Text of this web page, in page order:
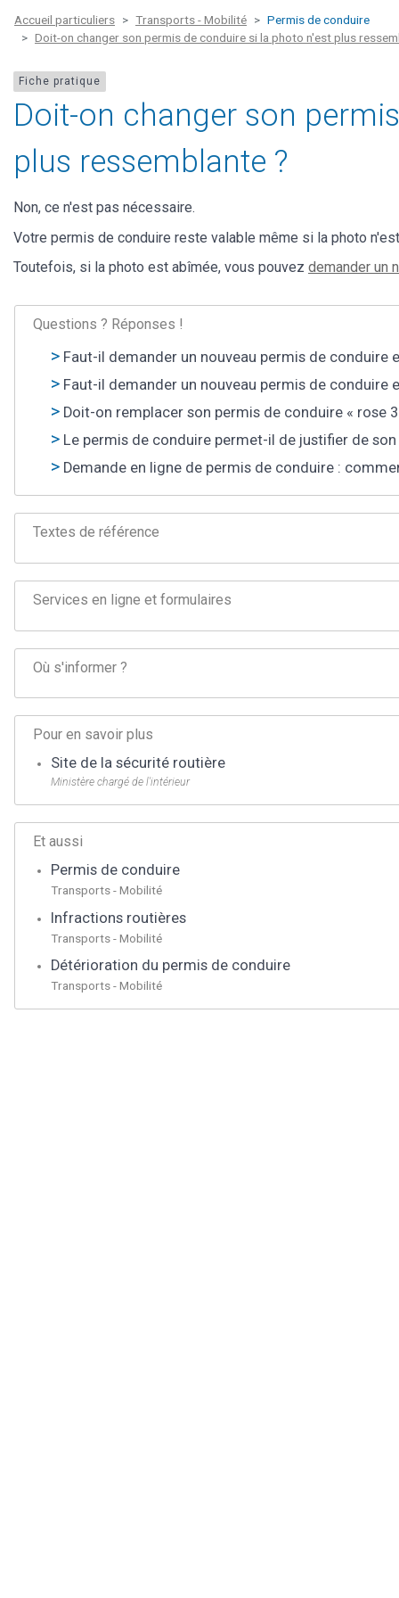
Accueil particuliers Transports - Mobilité
Permis de conduire
Doit-on changer son permis de conduire si la photo n'est plus
Fiche pratique
Doit-on changer son
plus ressemblante ?
Non, ce n'est pas nécessaire.
Votre permis de conduire reste valable même si la photo
Toutefois, si la photo est abîmée, vous pouvez demander un
Questions ? Réponses !
Faut-il demander un nouveau permis de conduire
Faut-il demander un nouveau permis de conduire
Doit-on remplacer son permis de conduire « rose
Le permis de conduire permet-il de justifier de
Demande en ligne de permis de conduire :
Textes de référence
Services en ligne et formulaires
Où s'informer ?
Pour en savoir plus
Site de la sécurité routière
Ministère chargé de l'intérieur
Et aussi
Permis de conduire
Transports - Mobilité
Infractions routières
Transports - Mobilité
Détérioration du permis de conduire
Transports - Mobilité